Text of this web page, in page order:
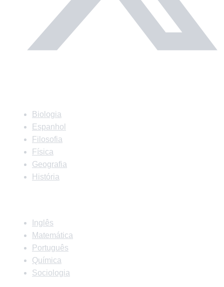
Biologia
Espanhol
Filosofia
Física
Geografia
História
Inglês
Matemática
Português
Química
Sociologia